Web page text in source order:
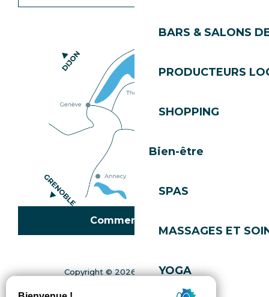
BARS & SALONS
PRODUCTEURS
SHOPPING
Bien-être
SPAS
MASSAGES ET
YOGA
Comment venir ?
Copyright © 2026Mentions légales
Politique de confidentialité